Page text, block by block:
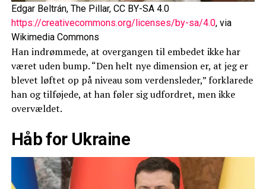
Edgar Beltrán, The Pillar, CC BY-SA 4.0
https://creativecommons.org/licenses/by-sa/4.0, via
Wikimedia Commons
Han indrømmede, at overgangen til embedet ikke har
været uden bump. “Den helt nye dimension er, at jeg er
blevet løftet op på niveau som verdensleder,” forklarede
han og tilføjede, at han føler sig udfordret, men ikke
overvældet.
Håb for Ukraine